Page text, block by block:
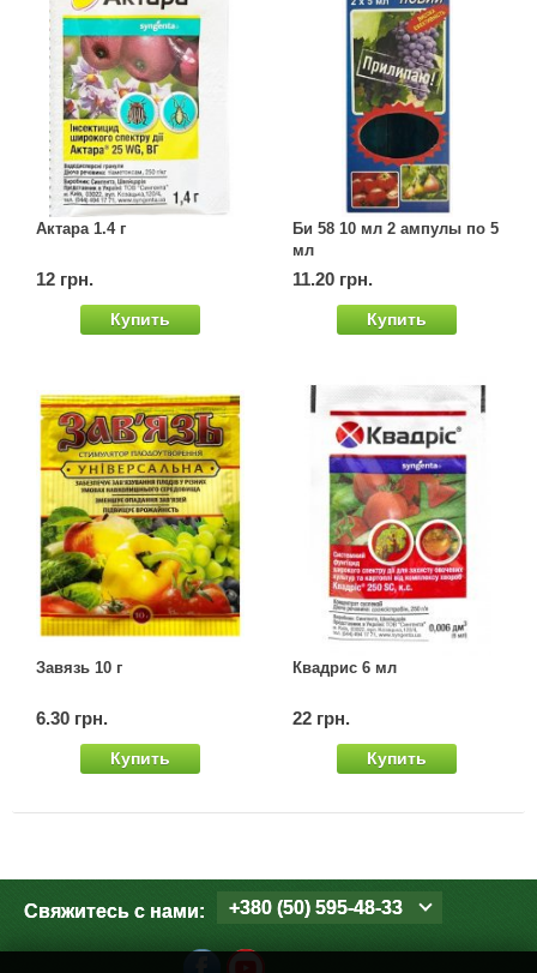
Актара 1.4 г
12 грн.
Купить
Би 58 10 мл 2 ампулы по 5
мл
11.20 грн.
Купить
Завязь 10 г
6.30 грн.
Купить
Квадрис 6 мл
22 грн.
Купить
Свяжитесь с нами: +380 (50) 595-48-33
Архив